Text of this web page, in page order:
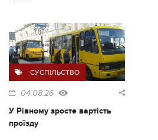
СУСПІЛЬСТВО
04.08.26
У Рівному зросте вартість
проїзду